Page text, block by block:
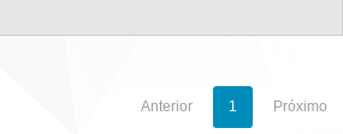
Anterior 1 Próximo